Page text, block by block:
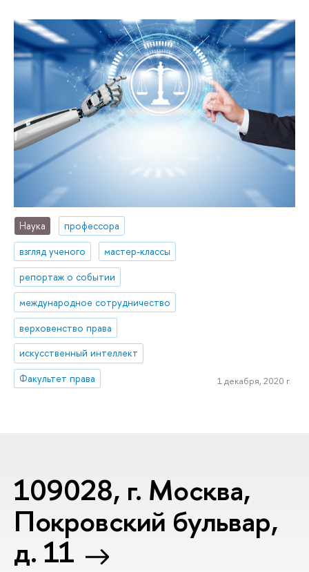
Наука
профессора
взгляд ученого
мастер-классы
репортаж о событии
международное сотрудничество
верховенство права
искусственный интеллект
Факультет права
1 декабря, 2020 г.
109028, г. Москва,
Покровский бульвар,
д. 11